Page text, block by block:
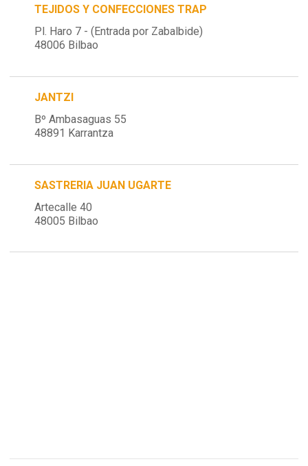
TEJIDOS Y CONFECCIONES TRAP
Pl. Haro 7 - (Entrada por Zabalbide)
48006 Bilbao
JANTZI
Bº Ambasaguas 55
48891 Karrantza
SASTRERIA JUAN UGARTE
Artecalle 40
48005 Bilbao